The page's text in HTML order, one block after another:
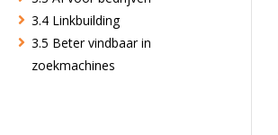
3.4 Linkbuilding
3.5 Beter vindbaar in
zoekmachines